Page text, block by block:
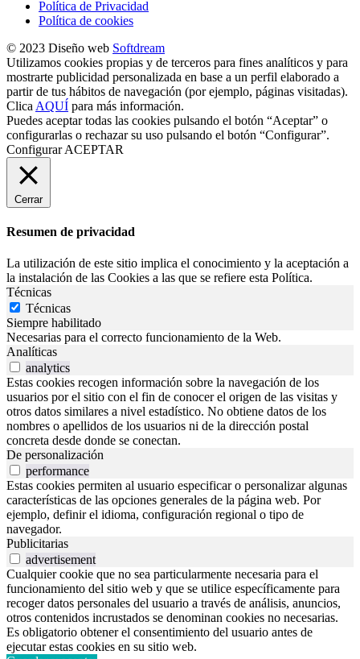
Política de Privacidad
Política de cookies
© 2023 Diseño web Softdream
Utilizamos cookies propias y de terceros para fines analíticos y para
mostrarte publicidad personalizada en base a un perfil elaborado a
partir de tus hábitos de navegación (por ejemplo, páginas visitadas).
Clica AQUÍ para más información.
Puedes aceptar todas las cookies pulsando el botón “Aceptar” o
configurarlas o rechazar su uso pulsando el botón “Configurar”.
Configurar ACEPTAR
Cerrar
Resumen de privacidad
La utilización de este sitio implica el conocimiento y la aceptación a
la instalación de las Cookies a las que se refiere esta Política.
Técnicas
Técnicas
Siempre habilitado
Necesarias para el correcto funcionamiento de la Web.
Analíticas
analytics
Estas cookies recogen información sobre la navegación de los
usuarios por el sitio con el fin de conocer el origen de las visitas y
otros datos similares a nivel estadístico. No obtiene datos de los
nombres o apellidos de los usuarios ni de la dirección postal
concreta desde donde se conectan.
De personalización
performance
Estas cookies permiten al usuario especificar o personalizar algunas
características de las opciones generales de la página web. Por
ejemplo, definir el idioma, configuración regional o tipo de
navegador.
Publicitarias
advertisement
Cualquier cookie que no sea particularmente necesaria para el
funcionamiento del sitio web y que se utilice específicamente para
recoger datos personales del usuario a través de análisis, anuncios,
otros contenidos incrustados se denominan cookies no necesarias.
Es obligatorio obtener el consentimiento del usuario antes de
ejecutar estas cookies en su sitio web.